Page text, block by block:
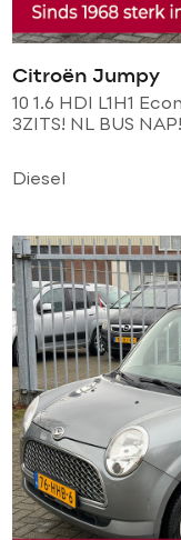
Citroën Jumpy
10 1.6 HDI L1H1
3ZITS! NL BUS
Imperial l
Diesel